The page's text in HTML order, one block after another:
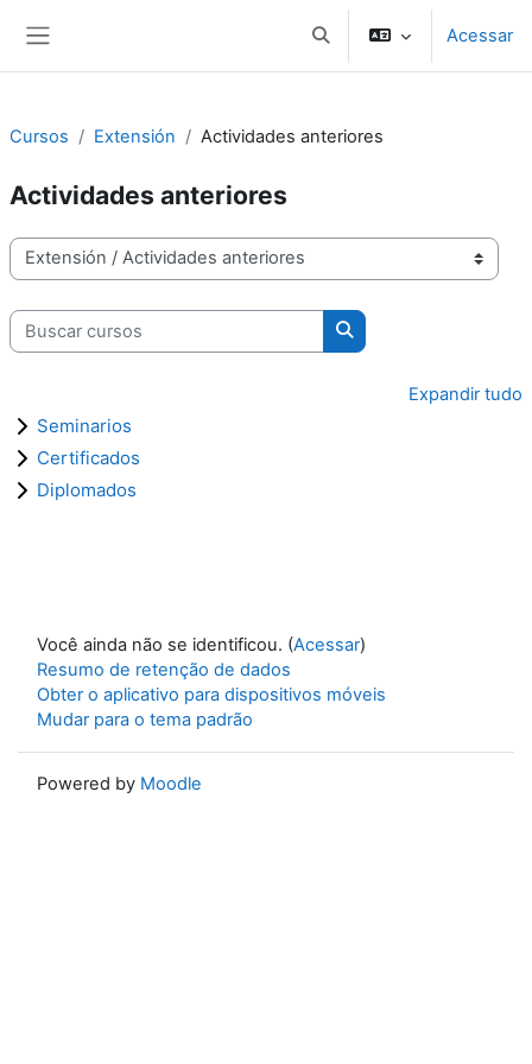
Toggle search inputAcessar
Cursos Extensión Actividades anteriores
Actividades anteriores
Categorias de Cursos
Buscar cursos
Buscar cursos
Expandir tudo
Seminarios
Certificados
Diplomados
Você ainda não se identificou. (Acessar)
Resumo de retenção de dados
Obter o aplicativo para dispositivos móveis
Mudar para o tema padrão
Powered by Moodle